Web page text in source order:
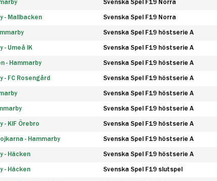
Svenska Spel F19 Norra
- Mallbacken Svenska Spel F19 Norra
Svenska Spel F19 höstserie A
- Umeå IK Svenska Spel F19 höstserie A
- Hammarby Svenska Spel F19 höstserie A
- FC Rosengård Svenska Spel F19 höstserie A
Svenska Spel F19 höstserie A
Svenska Spel F19 höstserie A
- KIF Örebro Svenska Spel F19 höstserie A
- Hammarby Svenska Spel F19 höstserie A
- Häcken Svenska Spel F19 höstserie A
- Häcken Svenska Spel F19 slutspel